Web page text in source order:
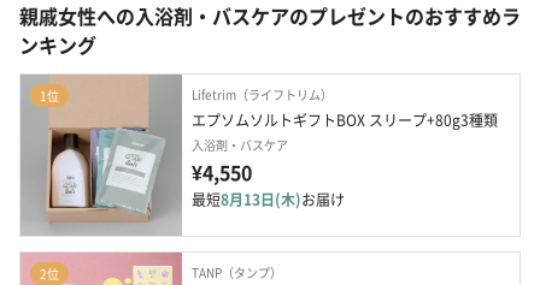
親戚女性への入浴剤・バスケアのプレゼントのおすすめラ
ンキング
1位 Lifetrim（ライフトリム）
エプソムソルトギフトBOX スリープ+80g3種類
入浴剤・バスケア
¥4,550
最短8月13日(木)お届け
2位 TANP（タンプ）